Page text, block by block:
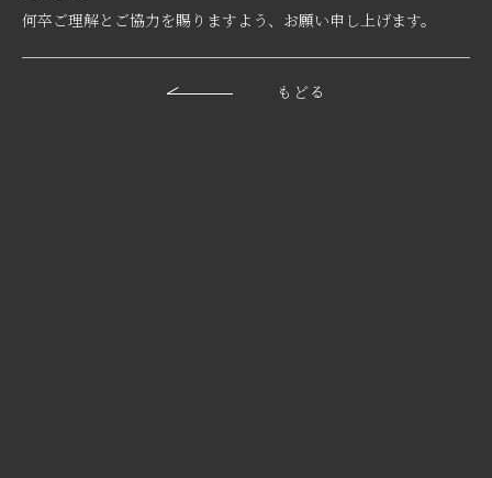
何卒ご理解とご協力を賜りますよう、お願い申し上げます。
もどる